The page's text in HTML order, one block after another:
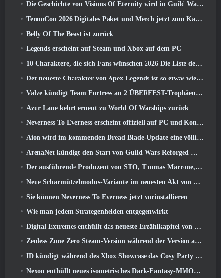
Die Geschichte von Visions Of Eternity wird in Guild Wars fortgesetzt 2 Nächste Woche
TennoCon 2026 Digitales Paket und Merch jetzt zum Kauf verfügbar
Belly Of The Beast ist zurück
Legends erscheint auf Steam und Xbox auf dem PC
10 Charaktere, die sich Fans wünschen 2026 Die Liste der Marvel-Rivalen ist am höchsten und wie wahrscheinlich ist, dass sie eintreten
Der neueste Charakter von Apex Legends ist so etwas wie ein Geschwindigkeitsdämon
Valve kündigt Team Fortress an 2 ÜBERFEST-Trophäen-Design-Wettbewerb
Azur Lane kehrt erneut zu World Of Warships zurück
Neverness To Everness erscheint offiziell auf PC und Konsolen
Aion wird im kommenden Dread Blade-Update eine völlig neue Klasse erhalten
ArenaNet kündigt den Start von Guild Wars Reforged Mobile an
Der ausführende Produzent von STO, Thomas Marrone, und der Creative Director von Neverwinter, Randy Mosiondz, diskutieren über die Spiele und die Zukunft von Cryptic
Neue Scharmützelmodus-Variante im neuesten Akt von Valorant eingeführt
Sie können Neverness To Everness jetzt vorinstallieren
Wie man jedem Strategenhelden entgegenwirkt
Digital Extremes enthüllt das neueste Erzählkapitel von Warframe mit neuen Anime-Shorts
Zenless Zone Zero Steam-Version während der Version angekündigt 2.8 Sonderprogramm
ID kündigt während des Xbox Showcase das Cosy Party Platformer-Spiel Totopia an, Startet Beta-Rekrutierung
Nexon enthüllt neues isometrisches Dark-Fantasy-MMORPG, Glut der Ungekrönten